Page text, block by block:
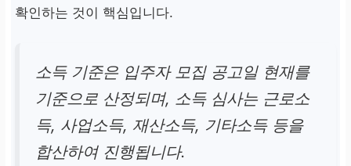
확인하는 것이 핵심입니다.
소득 기준은 입주자 모집 공고일 현재를
기준으로 산정되며, 소득 심사는 근로소
득, 사업소득, 재산소득, 기타소득 등을
합산하여 진행됩니다.